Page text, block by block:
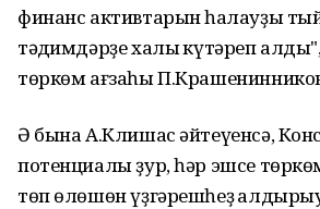
финанс активтарын һаҡлауҙы
тәҡдимдәрҙе халыҡ күтәреп
төркөм ағзаһы
Ә бына А.Клишас әйтеүенсә,
потенциалы ҙур, һәр эшсе
төп өлөшөн үҙгәрешһеҙ